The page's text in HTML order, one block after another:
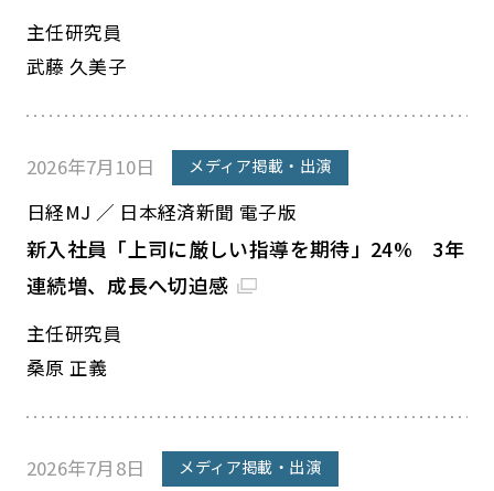
主任研究員
武藤 久美子
2026年7月10日 メディア掲載・出演
日経MJ ／ 日本経済新聞 電子版
新入社員「上司に厳しい指導を期待」24% 3年
連続増、成長へ切迫感
主任研究員
桑原 正義
2026年7月8日 メディア掲載・出演